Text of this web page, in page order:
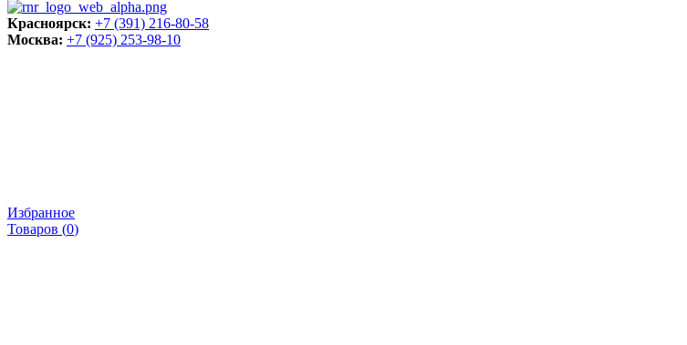
Красноярск: +7 (391) 216-80-58
Москва: +7 (925) 253-98-10
Избранное
Товаров (0)